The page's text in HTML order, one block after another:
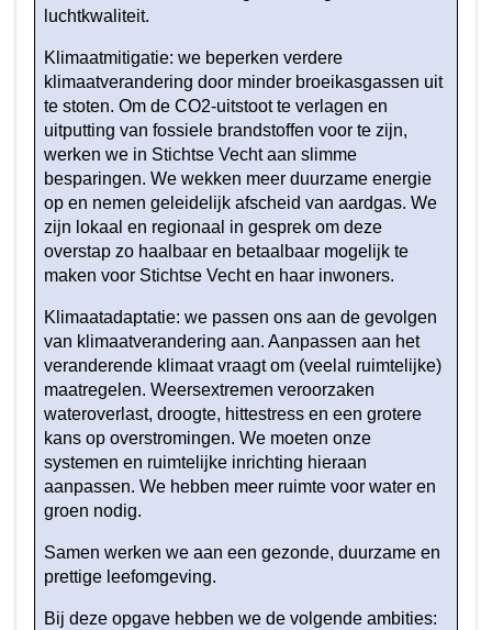
klimaatbestendige
duurzame
energievoorziening
luchtkwaliteit.
Klimaatmitigatie: we beperken verdere
klimaatverandering door minder broeikasgassen uit
te stoten. Om de CO2-uitstoot te verlagen en
uitputting van fossiele brandstoffen voor te zijn,
werken we in Stichtse Vecht aan slimme
besparingen. We wekken meer duurzame energie
op en nemen geleidelijk afscheid van aardgas. We
zijn lokaal en regionaal in gesprek om deze
overstap zo haalbaar en betaalbaar mogelijk te
maken voor Stichtse Vecht en haar inwoners.
Klimaatadaptatie: we passen ons aan de gevolgen
van klimaatverandering aan. Aanpassen aan het
veranderende klimaat vraagt om (veelal ruimtelijke)
maatregelen. Weersextremen veroorzaken
wateroverlast, droogte, hittestress en een grotere
kans op overstromingen. We moeten onze
systemen en ruimtelijke inrichting hieraan
aanpassen. We hebben meer ruimte voor water en
groen nodig.
Samen werken we aan een gezonde, duurzame en
prettige leefomgeving.
Bij deze opgave hebben we de volgende ambities: